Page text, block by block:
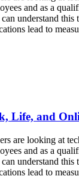
and as a
understand
lead to
Life, and
are looking at
and as a
understand
lead to